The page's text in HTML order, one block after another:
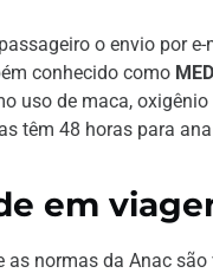
o envio por
conhecido como
uso de maca,
têm 48 horas para
em
as normas da Anac